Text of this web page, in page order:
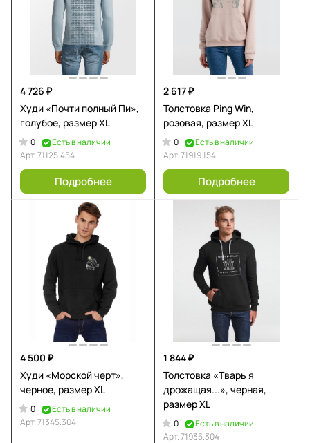
4 726 ₽
Худи «Почти полный Пи»,
голубое, размер XL
0
Есть в наличии
Арт.71125.454
Подробнее
2 617 ₽
Толстовка Ping Win,
розовая, размер XL
0
Есть в наличии
Арт.71919.154
Подробнее
4 500 ₽
Худи «Морской черт»,
черное, размер XL
0
Есть в наличии
Арт.71345.304
1 844 ₽
Толстовка «Тварь я
дрожащая...», черная,
размер XL
0
Есть в наличии
Арт.71935.304